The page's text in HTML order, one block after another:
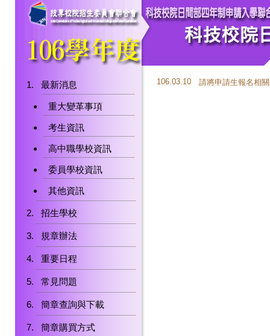
最新消息
重大變革事項
考生資訊
高中職學校資訊
委員學校資訊
其他資訊
招生學校
規章辦法
重要日程
常見問題
簡章查詢與下載
簡章購買方式
106.03.10 請將申請生報名相